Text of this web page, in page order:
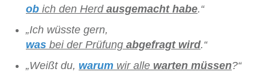
ob ich den Herd ausgemacht habe.“
„Ich wüsste gern,
was bei der Prüfung abgefragt wird.“
„Weißt du, warum wir alle warten müssen?“